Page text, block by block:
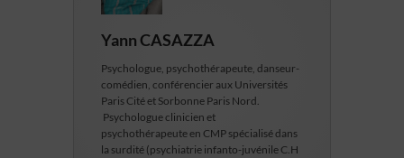
Yann CASAZZA
Psychologue, psychothérapeute, danseur-
comédien, conférencier aux Universités
Paris Cité et Sorbonne Paris Nord.
Psychologue clinicien et
psychothérapeute en CMP spécialisé dans
la surdité (psychiatrie infanto-juvénile C.H